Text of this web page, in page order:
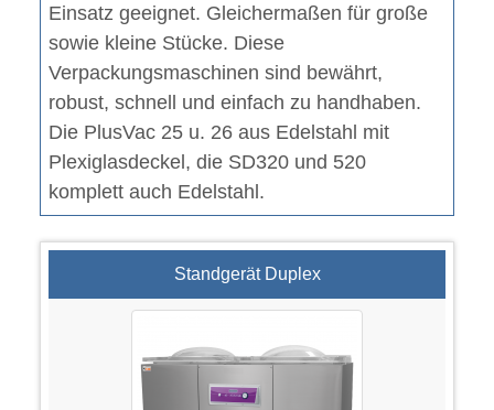
Einsatz geeignet. Gleichermaßen für große
sowie kleine Stücke. Diese
Verpackungsmaschinen sind bewährt,
robust, schnell und einfach zu handhaben.
Die PlusVac 25 u. 26 aus Edelstahl mit
Plexiglasdeckel, die SD320 und 520
komplett auch Edelstahl.
Standgerät Duplex